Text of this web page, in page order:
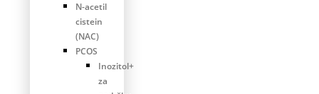
N-acetil
cistein
(NAC)
PCOS
Inozitol+
za